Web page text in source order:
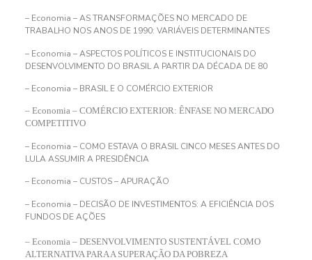
– Economia – AS TRANSFORMAÇÕES NO MERCADO DE
TRABALHO NOS ANOS DE 1990: VARIÁVEIS DETERMINANTES
– Economia – ASPECTOS POLÍTICOS E INSTITUCIONAIS DO
DESENVOLVIMENTO DO BRASIL A PARTIR DA DÉCADA DE 80
– Economia – BRASIL E O COMÉRCIO EXTERIOR
– Economia – COMÉRCIO EXTERIOR: ÊNFASE NO MERCADO
COMPETITIVO
– Economia – COMO ESTAVA O BRASIL CINCO MESES ANTES DO
LULA ASSUMIR A PRESIDÊNCIA
– Economia – CUSTOS – APURAÇÃO
– Economia – DECISÃO DE INVESTIMENTOS: A EFICIÊNCIA DOS
FUNDOS DE AÇÕES
– Economia – DESENVOLVIMENTO SUSTENTÁVEL COMO
ALTERNATIVA PARA A SUPERAÇÃO DA POBREZA